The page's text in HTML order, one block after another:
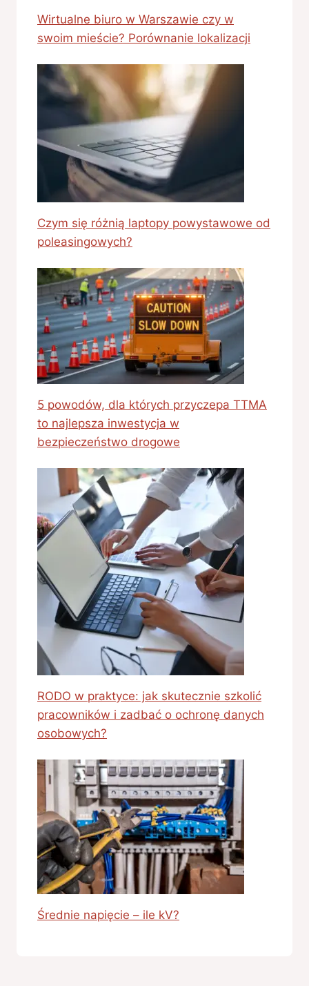
Wirtualne biuro w Warszawie czy w
swoim mieście? Porównanie lokalizacji
Czym się różnią laptopy powystawowe od
poleasingowych?
5 powodów, dla których przyczepa TTMA
to najlepsza inwestycja w
bezpieczeństwo drogowe
RODO w praktyce: jak skutecznie szkolić
pracowników i zadbać o ochronę danych
osobowych?
Średnie napięcie – ile kV?